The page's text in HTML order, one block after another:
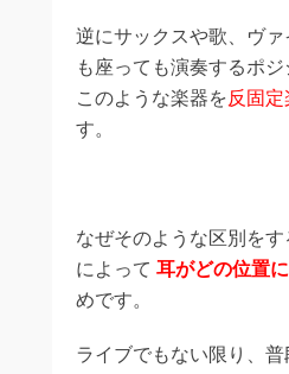
逆にサックスや歌、ヴ
も座っても演奏するポジ
このような楽器を反固定
す。
なぜそのような区別を
によって 耳がどの位置
めです。
ライブでもない限り、